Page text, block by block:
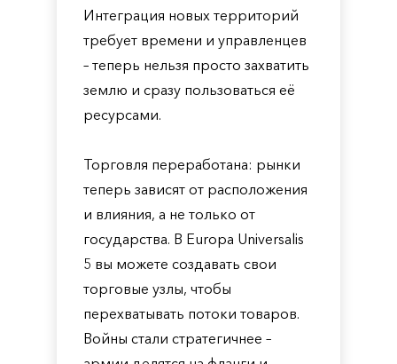
Интеграция новых территорий
требует времени и управленцев
– теперь нельзя просто захватить
землю и сразу пользоваться её
ресурсами.
Торговля переработана: рынки
теперь зависят от расположения
и влияния, а не только от
государства. В Europa Universalis
5 вы можете создавать свои
торговые узлы, чтобы
перехватывать потоки товаров.
Войны стали стратегичнее –